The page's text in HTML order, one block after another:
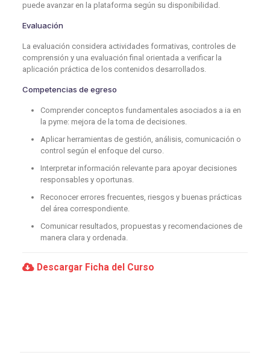
puede avanzar en la plataforma según su disponibilidad.
Evaluación
La evaluación considera actividades formativas, controles de
comprensión y una evaluación final orientada a verificar la
aplicación práctica de los contenidos desarrollados.
Competencias de egreso
Comprender conceptos fundamentales asociados a ia en
la pyme: mejora de la toma de decisiones.
Aplicar herramientas de gestión, análisis, comunicación o
control según el enfoque del curso.
Interpretar información relevante para apoyar decisiones
responsables y oportunas.
Reconocer errores frecuentes, riesgos y buenas prácticas
del área correspondiente.
Comunicar resultados, propuestas y recomendaciones de
manera clara y ordenada.
Descargar Ficha del Curso